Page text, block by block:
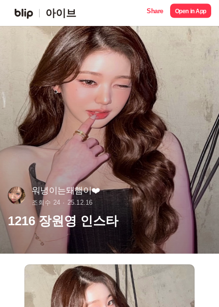
아이브 Share Open in App
워녕이는돼햄이❤️
조회수 24 25.12.16
1216 장원영 인스타